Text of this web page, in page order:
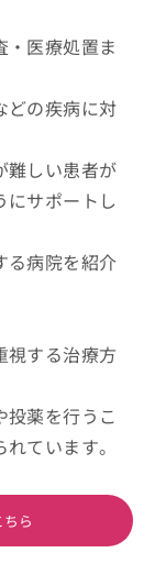
・医療処置ま
どの疾病に対
難しい患者が
にサポートし
る病院を紹介
視する治療方
投薬を行うこ
ています。
ら